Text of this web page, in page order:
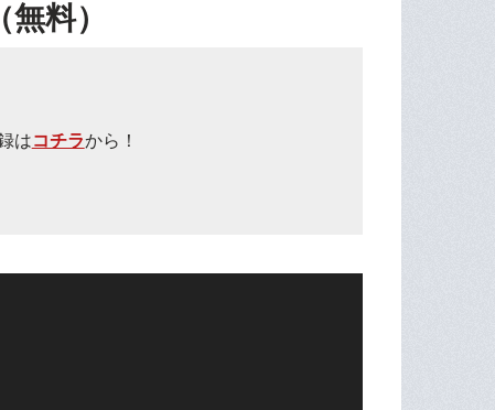
料）
はコチラから！